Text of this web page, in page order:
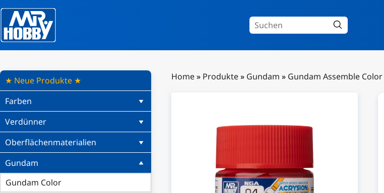
★ Neue Produkte ★
Farben
Verdünner
Oberflächenmaterialien
Gundam
Gundam Color
Home» Produkte» Gundam » Gundam Assemble Color